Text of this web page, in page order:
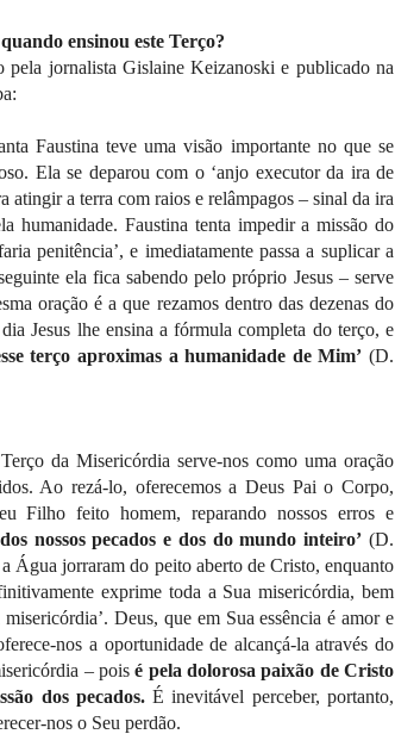
ensinou este Terço?
pela jornalista Gislaine Keizanoski e publicado na
Faustina teve uma visão importante no que se
Ela se deparou com o ‘anjo executor da ira de
atingir a terra com raios e relâmpagos – sinal da ira
humanidade. Faustina tenta impedir a missão do
penitência’, e imediatamente passa a suplicar a
ela fica sabendo pelo próprio Jesus – serve
oração é a que rezamos dentro das dezenas do
Jesus lhe ensina a fórmula completa do terço, e
terço aproximas a humanidade de Mim’ (D.
da Misericórdia serve-nos como uma oração
Ao rezá-lo, oferecemos a Deus Pai o Corpo,
Filho feito homem, reparando nossos erros e
nossos pecados e dos do mundo inteiro’ (D.
Água jorraram do peito aberto de Cristo, enquanto
exprime toda a Sua misericórdia, bem
Deus, que em Sua essência é amor e
nos a oportunidade de alcançá-la através do
– poisé pela dolorosa paixão de Cristo
dos pecados.É inevitável perceber, portanto,
nos o Seu perdão.